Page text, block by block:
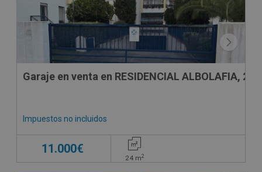
Garaje en venta en RESIDENCIAL ALBOLAFIA, 24
Impuestos no incluidos
11.000€
24 m2